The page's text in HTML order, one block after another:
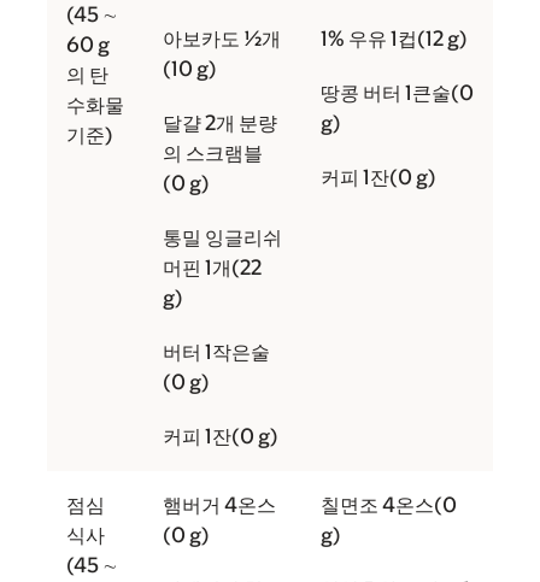
(45 ∼
60 g
의 탄
수화물
기준)
아보카도 ½개
(10 g)
달걀 2개 분량
의 스크램블
(0 g)
통밀 잉글리쉬
머핀 1개(22
g)
버터 1작은술
(0 g)
커피 1잔(0 g)
1% 우유 1컵(12 g)
땅콩 버터 1큰술(0
g)
커피 1잔(0 g)
점심
식사
(45 ∼
햄버거 4온스
(0 g)
칠면조 4온스(0
g)